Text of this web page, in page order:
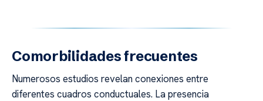
Comorbilidades frecuentes
Numerosos estudios revelan conexiones entre
diferentes cuadros conductuales. La presencia